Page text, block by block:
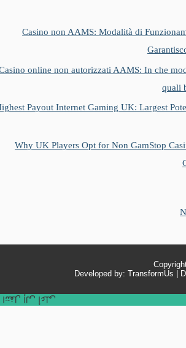
Casino non AAMS: Modalità di
Casino online non autorizzati AAMS: In che
Highest Payout Internet Gaming UK: Largest
Why UK Players Opt for Non GamStop
Developed by: TransformUs |
انتقل إلى أعلى